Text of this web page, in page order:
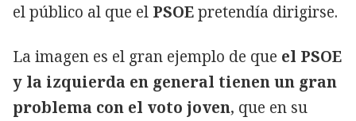
el público al que el PSOEpretendía dirigirse.
La imagen es el gran ejemplo de que el PSOE
y la izquierda en general tienen un gran
problema con el voto joven, que en su